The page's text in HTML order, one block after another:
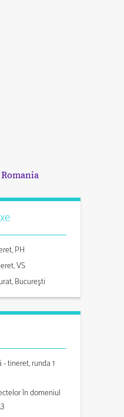
PH
VS
Bucureşti
tineret, runda 1
în domeniul